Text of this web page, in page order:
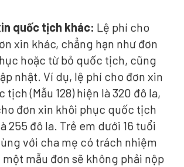
quốc tịch khác: Lệ phí cho
xin khác, chẳng hạn như đơn
hoặc từ bỏ quốc tịch, cũng
nhật. Ví dụ, lệ phí cho đơn xin
tịch (Mẫu 128) hiện là 320 đô la,
đơn xin khôi phục quốc tịch
255 đô la. Trẻ em dưới 16 tuổi
với cha mẹ có trách nhiệm
mẫu đơn sẽ không phải nộp